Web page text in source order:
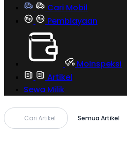
Cari Mobil
Pembiayaan
MoInspeksi
Artikel
Sewa Milik
Cari Artikel Semua Artikel